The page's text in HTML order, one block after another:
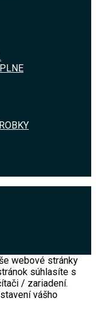
webové stránky
súhlasíte s
/ zariadení.
vášho